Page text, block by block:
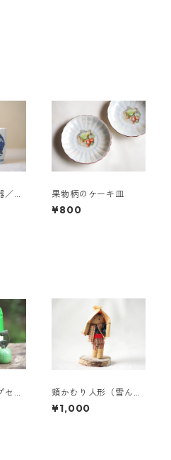
／雪 果物柄のケーキ皿
¥800
ッ
頬かむり人形（雪ん
子）
¥1,000